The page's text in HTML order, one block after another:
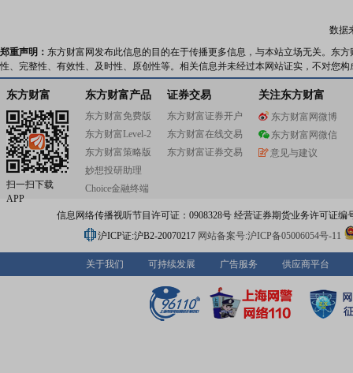
数据
郑重声明： 东方财富网发布此信息的目的在于传播更多信息，与本站立场无关。东
性、完整性、有效性、及时性、原创性等。相关信息并未经过本网站证实，不对您
东方财富
扫一扫下载
APP
东方财富产品
东方财富免费版
东方财富Level-2
东方财富策略版
妙想投研助理
Choice金融终端
证券交易
东方财富证券开户
东方财富在线交易
东方财富证券交易
关注东方财富
东方财富网微博
东方财富网微信
意见与建议
信息网络传播视听节目许可证：0908328号 经营证券期货业务许可证编
沪ICP证:沪B2-20070217 网站备案号:沪ICP备05006054号-11
关于我们 可持续发展 广告服务 供应商平台